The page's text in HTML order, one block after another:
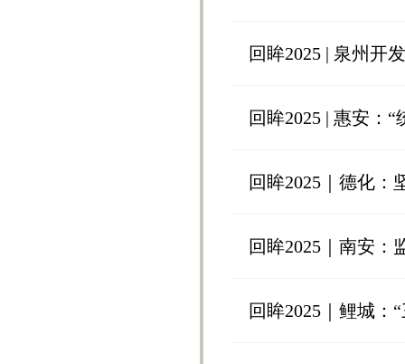
回眸2025 | 泉州开
回眸2025 | 惠安：
回眸2025｜德化：
回眸2025｜南安：
回眸2025｜鲤城：